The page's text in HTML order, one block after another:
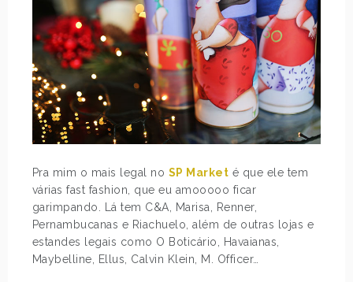
Pra mim o mais legal no SP Market é que ele tem
várias fast fashion, que eu amooooo ficar
garimpando. Lá tem C&A, Marisa, Renner,
Pernambucanas e Riachuelo, além de outras lojas e
estandes legais como O Boticário, Havaianas,
Maybelline, Ellus, Calvin Klein, M. Officer…